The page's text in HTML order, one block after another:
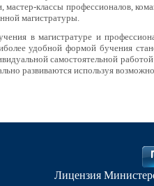
мастер-классы профессионалов,
магистратуры.
в магистратуре и
удобной формой бучения
самостоятельной
развиваются используя
Лицензия